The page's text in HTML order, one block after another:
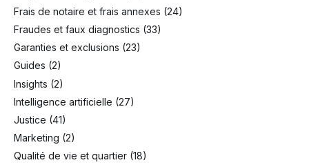
Frais de notaire et frais annexes (24)
Fraudes et faux diagnostics (33)
Garanties et exclusions (23)
Guides (2)
Insights (2)
Intelligence artificielle (27)
Justice (41)
Marketing (2)
Qualité de vie et quartier (18)